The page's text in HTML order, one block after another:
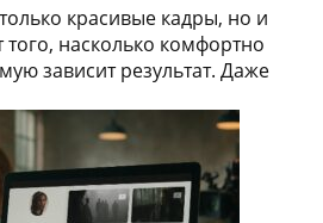
красивые кадры, но и
насколько комфортно
зависит результат. Даже